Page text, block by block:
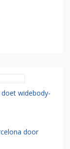
widebody-
door